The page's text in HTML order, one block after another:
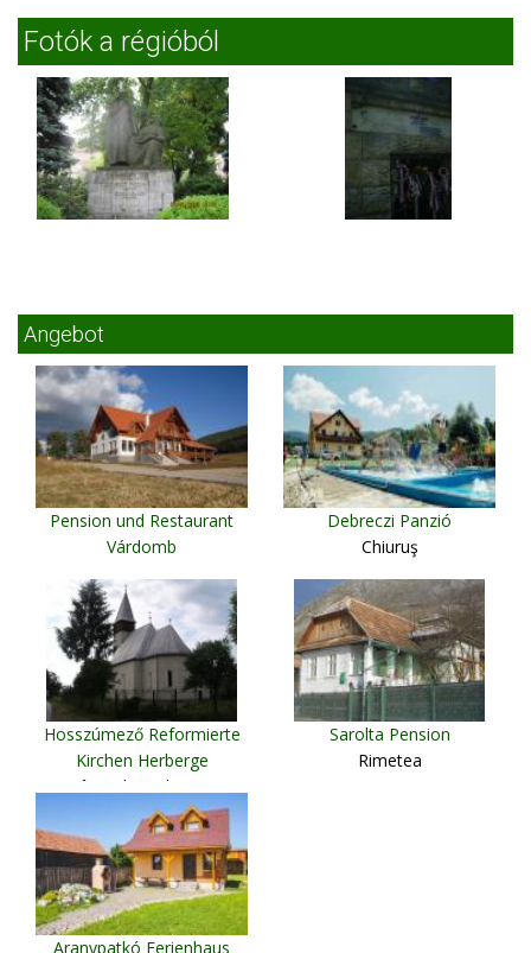
Fotók a régióból
Angebot
Pension und Restaurant
Várdomb
Debreczi Panzió
Chiuruş
Hosszúmező Reformierte
Kirchen Herberge
Câmpulung de Tisa
Sarolta Pension
Rimetea
Aranypatkó Ferienhaus